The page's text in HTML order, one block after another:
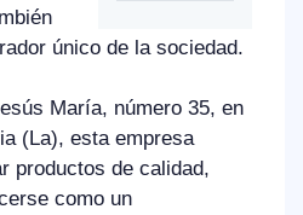
único de la sociedad.
María, número 35, en
(La), esta empresa
productos de calidad,
como un